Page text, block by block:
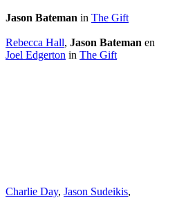
Jason Bateman in The Gift
Rebecca Hall, Jason Bateman en
Joel Edgerton in The Gift
Charlie Day, Jason Sudeikis,